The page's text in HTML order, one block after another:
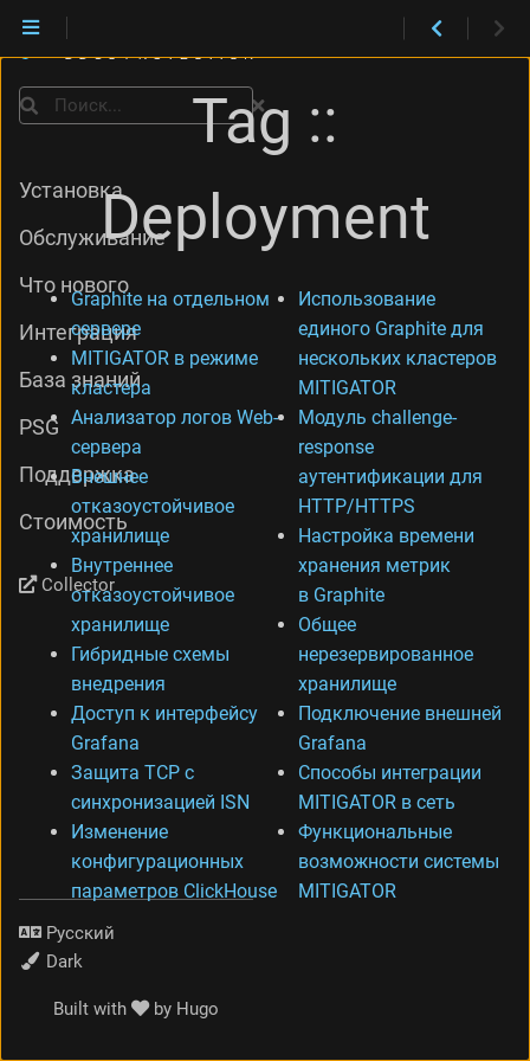
Tag ::
Deployment
Graphite на отдельном
сервере
MITIGATOR в режиме
кластера
Анализатор логов Web-
сервера
Внешнее
отказоустойчивое
хранилище
Внутреннее
отказоустойчивое
хранилище
Гибридные схемы
внедрения
Доступ к интерфейсу
Grafana
Защита TCP с
синхронизацией ISN
Изменение
конфигурационных
параметров ClickHouse
Использование
единого Graphite для
нескольких кластеров
MITIGATOR
Модуль challenge-
response
аутентификации для
HTTP/HTTPS
Настройка времени
хранения метрик
в Graphite
Общее
нерезервированное
хранилище
Подключение внешней
Grafana
Способы интеграции
MITIGATOR в сеть
Функциональные
возможности системы
MITIGATOR
Поиск
Установка
Обслуживание
Что нового
Интеграция
База знаний
PSG
Поддержка
Стоимость
Collector
Язык
Тема
Built with by Hugo